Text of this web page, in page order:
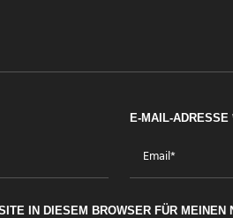
E-MAIL-ADRESSE
IN DIESEM BROWSER FÜR MEINEN